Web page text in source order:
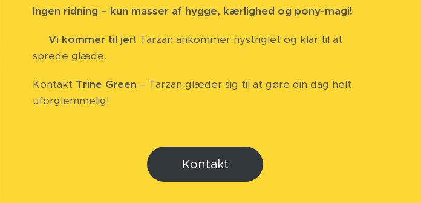
Ingen ridning – kun masser af hygge, kærlighed og pony-magi!
Vi kommer til jer! Tarzan ankommer nystriglet og klar til at
sprede glæde.
Kontakt Trine Green – Tarzan glæder sig til at gøre din dag helt
uforglemmelig! 🎈🐴💫
Kontakt